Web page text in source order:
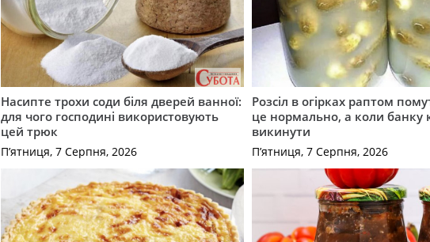
Насипте трохи соди біля дверей ванної:
для чого господині використовують
цей трюк
П’ятниця, 7 Серпня, 2026
Розсіл в огірках раптом
це нормально, а коли банку
викинути
П’ятниця, 7 Серпня, 2026